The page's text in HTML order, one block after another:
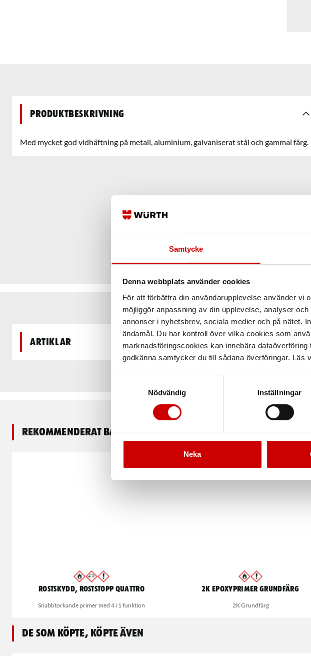
Samtycke
Denna webbplats använder cookies
För att förbättra din användarupplevelse använder
möjliggör anpassning av din upplevelse, analyser
annonser i nyhetsbrev, sociala medier och på nätet.
ändamål. Du har kontroll över vilka cookies som
marknadsföringscookies kan innebära
godkänna samtycker du till sådana överföringar. Läs
Nödvändig
Inställningar
Neka
Produktbeskrivning
Med mycket god vidhäftning på metall, aluminium, galvaniserat stål och gammal färg.
Artiklar
Rekommenderat baserat på vald produkt
Rostskydd, Roststopp Quattro
Snabbtorkande primer med 4 i 1 funktion
2K Epoxyprimer Grundfärg
2K Grundfärg
De som köpte, köpte även